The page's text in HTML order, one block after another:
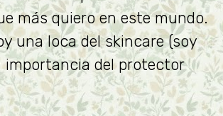
más quiero en este mundo.
una loca del skincare (soy
importancia del protector